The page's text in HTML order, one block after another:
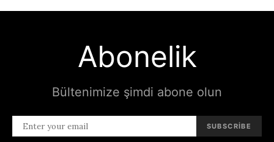
Abonelik
Bültenimize şimdi abone olun
SUBSCRIBE